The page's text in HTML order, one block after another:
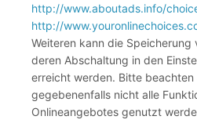
http://www.aboutads.info/
http://
Weiteren kann die Speicherung
deren Abschaltung in den
erreicht werden. Bitte beachten
gegebenenfalls nicht alle
Onlineangebotes genutzt